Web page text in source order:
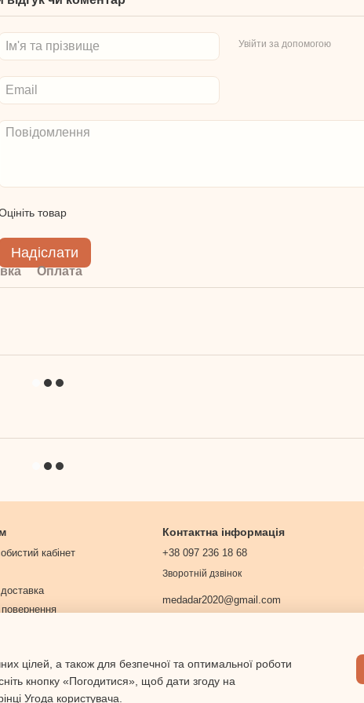
Увійти за допомогою
товар
Надіслати
Оплата
кабінет
Контактна інформація
+38 097 236 18 68
Зворотній дзвінок
medadar2020@gmail.com
цілей, а також для безпечної та оптимальної роботи
кнопку «Погодитися», щоб дати згоду на
Угода користувача